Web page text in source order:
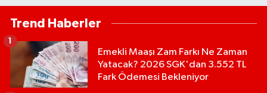
Trend Haberler
Emekli Maaşı Zam Farkı Ne Zaman
Yatacak? 2026 SGK'dan 3.552 TL
Fark Ödemesi Bekleniyor
1